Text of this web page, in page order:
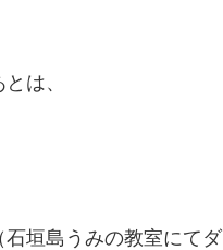
は、
垣島うみの教室にて